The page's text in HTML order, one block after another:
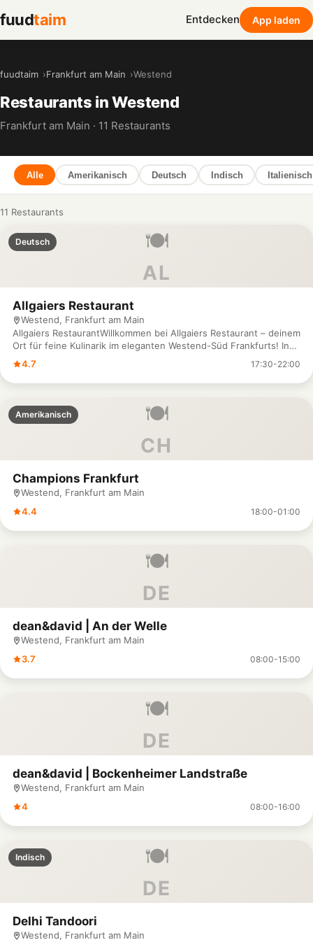
fuudtaim Entdecken App laden
fuudtaim Frankfurt am Main Westend
Restaurants in Westend
Frankfurt am Main · 11 Restaurants
Alle Amerikanisch Deutsch Indisch Italienisch
11 Restaurants
🍽️
AL
Deutsch
Allgaiers Restaurant
Westend, Frankfurt am Main
Allgaiers RestaurantWillkommen bei Allgaiers Restaurant – deinem
Ort für feine Kulinarik im eleganten Westend-Süd Frankfurts! In
der Feuerbachstraße 5 erwartet dich eine moderne, kreative
Küche, die saisonale Zutaten mit raffinierten Rezepten
kombiniert. Unsere Gerichte sind mit Leidenschaft zubereitet
Atmosphäre zu genießen. Ob für ein exklusives Dinner, ein
Geschäftsessen oder einen besonderen Anlass – unser Team
Reservierungen oder Fragen erreichst du uns unter 069 / 98 956
611. Komm vorbei und lass dich im Allgaiers Restaurant kulinarisch
verwöhnen – wir freuen uns auf dich!
4.7 17:30-22:00
🍽️
CH
Amerikanisch
Champions Frankfurt
Westend, Frankfurt am Main
4.4
18:00-01:00
🍽️
DE
dean&david | An der Welle
Westend, Frankfurt am Main
3.7
08:00-15:00
🍽️
DE
dean&david | Bockenheimer Landstraße
Westend, Frankfurt am Main
4
08:00-16:00
🍽️
DE
Indisch
Delhi Tandoori
Westend, Frankfurt am Main